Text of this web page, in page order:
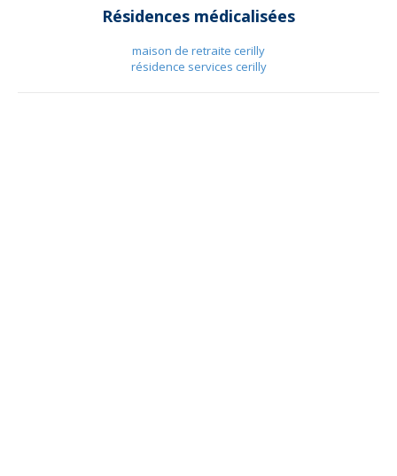
Résidences médicalisées
maison de retraite cerilly
résidence services cerilly